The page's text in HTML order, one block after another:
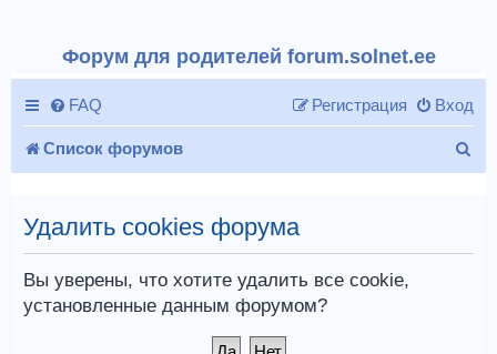
Форум для родителей forum.solnet.ee
FAQ Вход
Регистрация
Список форумов
с
Удалить cookies форума
Вы уверены, что хотите удалить все cookie,
установленные данным форумом?